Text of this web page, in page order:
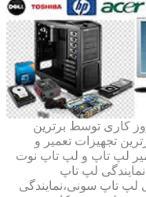
کاری توسط برترین
تجهیزات تعمیر و
اصل و تعمیر لپ تاپ و لپ تاپ نوت
لپ تاپ
لپ تاپ سونی،نمایندگی